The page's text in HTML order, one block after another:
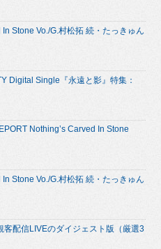
In Stone Vo./G.村松拓 続・たっきゅん
Digital Single『永遠と影』特集：
Nothing’s Carved In Stone
In Stone Vo./G.村松拓 続・たっきゅん
客配信LIVEのダイジェスト版（厳選3